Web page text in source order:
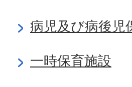
病児及び病後児
一時保育施設